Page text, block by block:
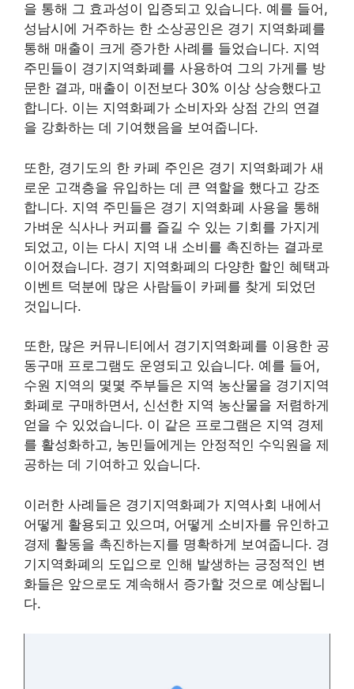
을 통해 그 효과성이 입증되고 있습니다. 예를 들어,
성남시에 거주하는 한 소상공인은 경기 지역화폐를
통해 매출이 크게 증가한 사례를 들었습니다. 지역
주민들이 경기지역화폐를 사용하여 그의 가게를 방
문한 결과, 매출이 이전보다 30% 이상 상승했다고
합니다. 이는 지역화폐가 소비자와 상점 간의 연결
을 강화하는 데 기여했음을 보여줍니다.
또한, 경기도의 한 카페 주인은 경기 지역화폐가 새
로운 고객층을 유입하는 데 큰 역할을 했다고 강조
합니다. 지역 주민들은 경기 지역화폐 사용을 통해
가벼운 식사나 커피를 즐길 수 있는 기회를 가지게
되었고, 이는 다시 지역 내 소비를 촉진하는 결과로
이어졌습니다. 경기 지역화폐의 다양한 할인 혜택과
이벤트 덕분에 많은 사람들이 카페를 찾게 되었던
것입니다.
또한, 많은 커뮤니티에서 경기지역화폐를 이용한 공
동구매 프로그램도 운영되고 있습니다. 예를 들어,
수원 지역의 몇몇 주부들은 지역 농산물을 경기지역
화폐로 구매하면서, 신선한 지역 농산물을 저렴하게
얻을 수 있었습니다. 이 같은 프로그램은 지역 경제
를 활성화하고, 농민들에게는 안정적인 수익원을 제
공하는 데 기여하고 있습니다.
이러한 사례들은 경기지역화폐가 지역사회 내에서
어떻게 활용되고 있으며, 어떻게 소비자를 유인하고
경제 활동을 촉진하는지를 명확하게 보여줍니다. 경
기지역화폐의 도입으로 인해 발생하는 긍정적인 변
화들은 앞으로도 계속해서 증가할 것으로 예상됩니
다.